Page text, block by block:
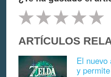
ARTÍCULOS
El nuevo
y